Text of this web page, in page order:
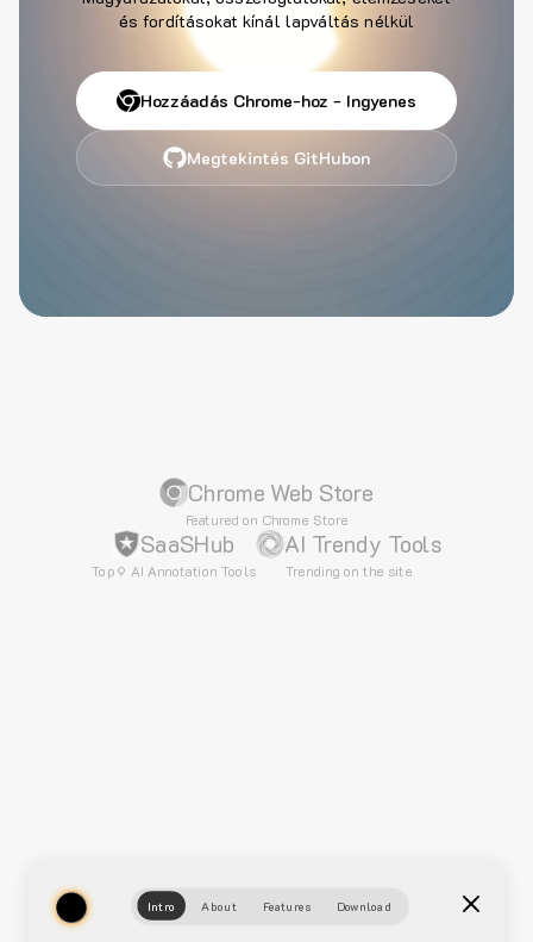
és fordításokat kínál lapváltás nélkül
Hozzáadás Chrome-hoz - Ingyenes
Megtekintés GitHubon
Chrome Web Store
Featured on Chrome Store
SaaSHub
Top 9 AI Annotation Tools
AI Trendy Tools
Trending on the site
Intro About Features Download